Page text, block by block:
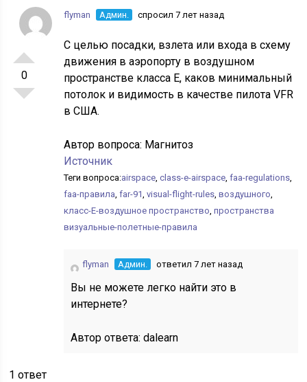
0
flyman Админ. спросил 7 лет назад
С целью посадки, взлета или входа в схему
движения в аэропорту в воздушном
пространстве класса E, каков минимальный
потолок и видимость в качестве пилота VFR
в США.
Автор вопроса: Магнитоз
Источник
Теги вопроса:airspace,class-e-airspace,faa-regulations,
faa-правила,far-91,visual-flight-rules,воздушного,
класс-E-воздушное пространство,пространства
визуальные-полетные-правила
flyman Админ. ответил 7 лет назад
Вы не можете легко найти это в
интернете?
Автор ответа:dalearn
1 ответ